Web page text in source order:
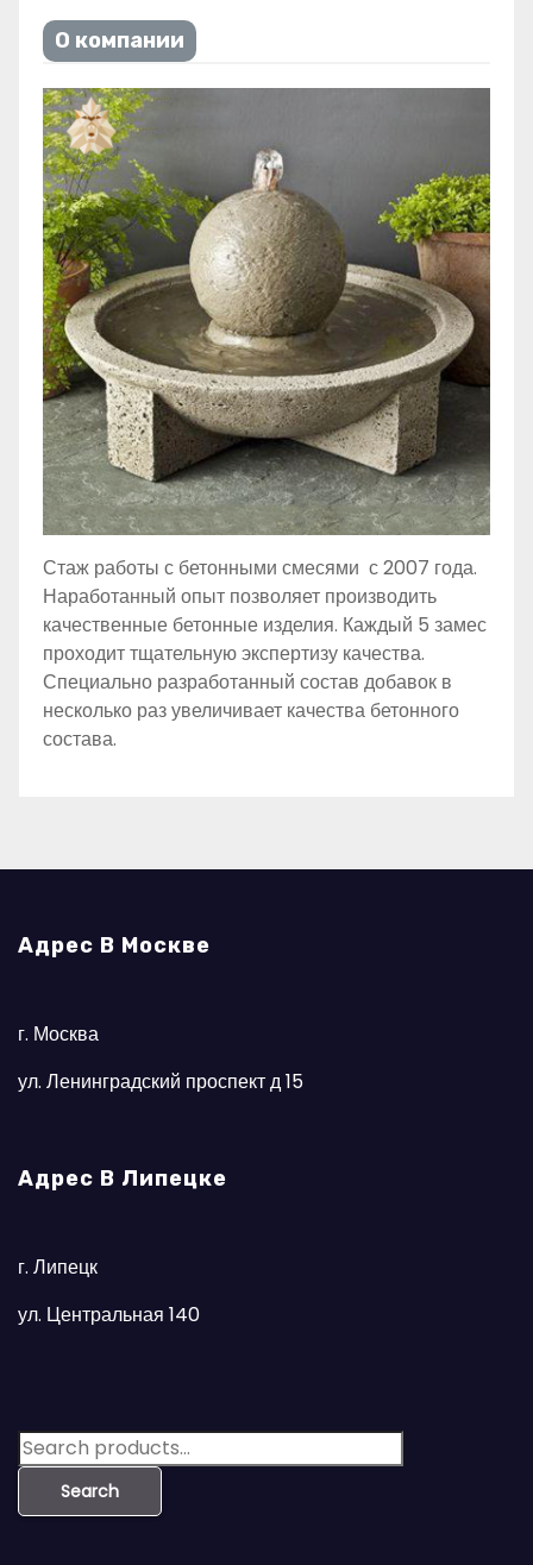
О компании
Стаж работы с бетонными смесями с 2007 года.
Наработанный опыт позволяет производить
качественные бетонные изделия. Каждый 5 замес
проходит тщательную экспертизу качества.
Специально разработанный состав добавок в
несколько раз увеличивает качества бетонного
состава.
Адрес В Москве
г. Москва
ул. Ленинградский проспект д 15
Адрес В Липецке
г. Липецк
ул. Центральная 140
S
e
Search